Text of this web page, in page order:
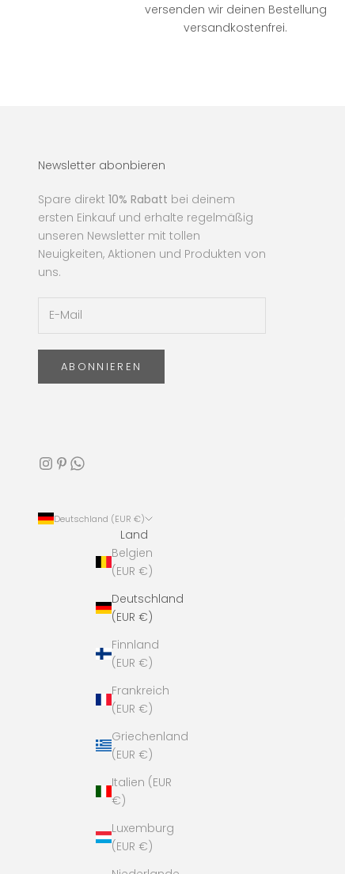
versenden wir deinen Bestellung
versandkostenfrei.
Newsletter abonbieren
Spare direkt 10% Rabatt bei deinem
ersten Einkauf und erhalte regelmäßig
unseren Newsletter mit tollen
Neuigkeiten, Aktionen und Produkten von
uns.
ABONNIEREN
Deutschland (EUR €)
Land
Belgien
(EUR €)
Deutschland
(EUR €)
Finnland
(EUR €)
Frankreich
(EUR €)
Griechenland
(EUR €)
Italien (EUR
€)
Luxemburg
(EUR €)